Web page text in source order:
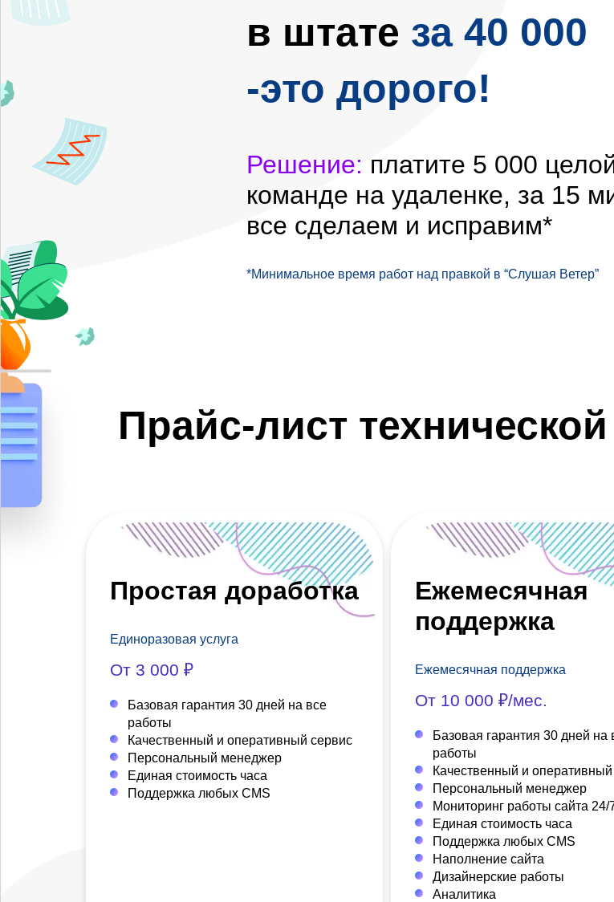
в штате за 40 000
-это дорого!
Решение: платите 5 000
команде на удаленке, за 15
все сделаем и исправим*
*Минимальное время работ над правкой в “Слушая Ветер”
Прайс-лист
Простая доработка
Единоразовая услуга
От 3 000 ₽
Базовая гарантия 30 дней на все
работы
Качественный и оперативный сервис
Персональный менеджер
Единая стоимость часа
Поддержка любых CMS
Ежемесячная
поддержка
Ежемесячная поддержка
От 10 000 ₽/мес.
Базовая гарантия 30 дней на
работы
Качественный и
Персональный менеджер
Мониторинг работы сайта 24/
Единая стоимость часа
Поддержка любых CMS
Наполнение сайта
Дизайнерские работы
Аналитика